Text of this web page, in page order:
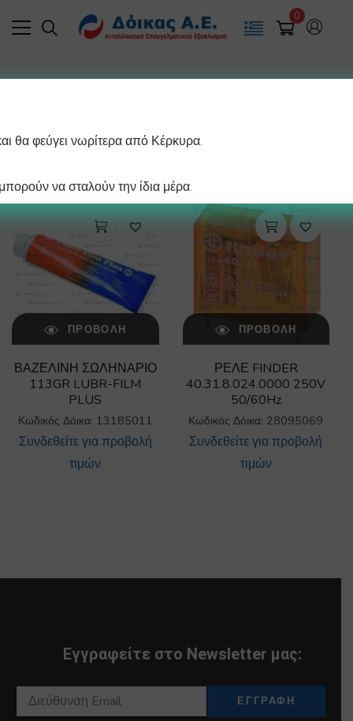
0
ΠΡΟΒΟΛΉ
ΒΑΖΕΛΙΝΗ ΣΩΛΗΝΑΡΙΟ
113GR LUBR-FILM
PLUS
Κωδικός Δόικα: 13185011
Συνδεθείτε για προβολή
τιμών
ΠΡΟΒΟΛΉ
ΡΕΛΕ FINDER
40.31.8.024.0000 250V
50/60Hz
Κωδικός Δόικα: 28095069
Συνδεθείτε για προβολή
τιμών
Εγγραφείτε στο Newsletter μας:
θα φεύγει νωρίτερα από Κέρκυρα.
να σταλούν την ίδια μέρα.